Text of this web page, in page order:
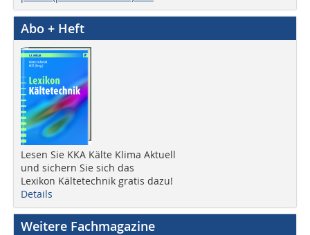
Abo + Heft
Lesen Sie KKA Kälte Klima Aktuell
und sichern Sie sich das
Lexikon Kältetechnik gratis dazu!
Details
Weitere Fachmagazine